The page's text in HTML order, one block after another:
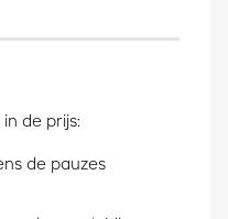
de prijs:
de pauzes